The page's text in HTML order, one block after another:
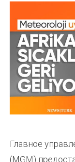
Главное
(MGM)